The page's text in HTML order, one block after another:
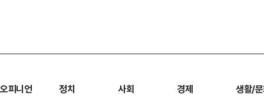
오피니언 정치 사회 경제 생활/